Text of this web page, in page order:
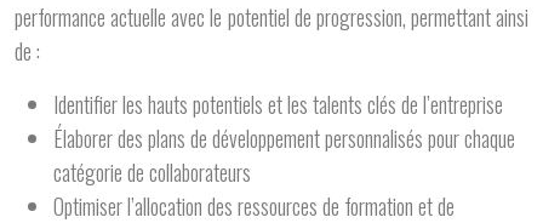
performance actuelle avec le potentiel de progression, permettant ainsi
de :
Identifier les hauts potentiels et les talents clés de l’entreprise
Élaborer des plans de développement personnalisés pour chaque
catégorie de collaborateurs
Optimiser l’allocation des ressources de formation et de